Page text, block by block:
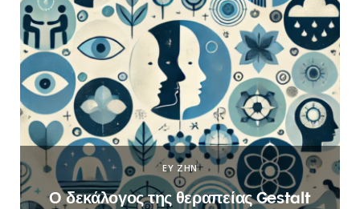
ΕΥ ΖΗΝ
Ο δεκάλογος της θεραπείας Gestalt